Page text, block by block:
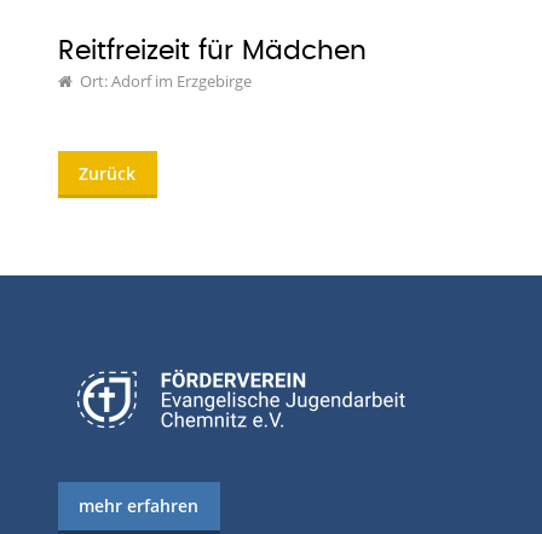
Reitfreizeit für Mädchen
Ort: Adorf im Erzgebirge
Zurück
mehr erfahren